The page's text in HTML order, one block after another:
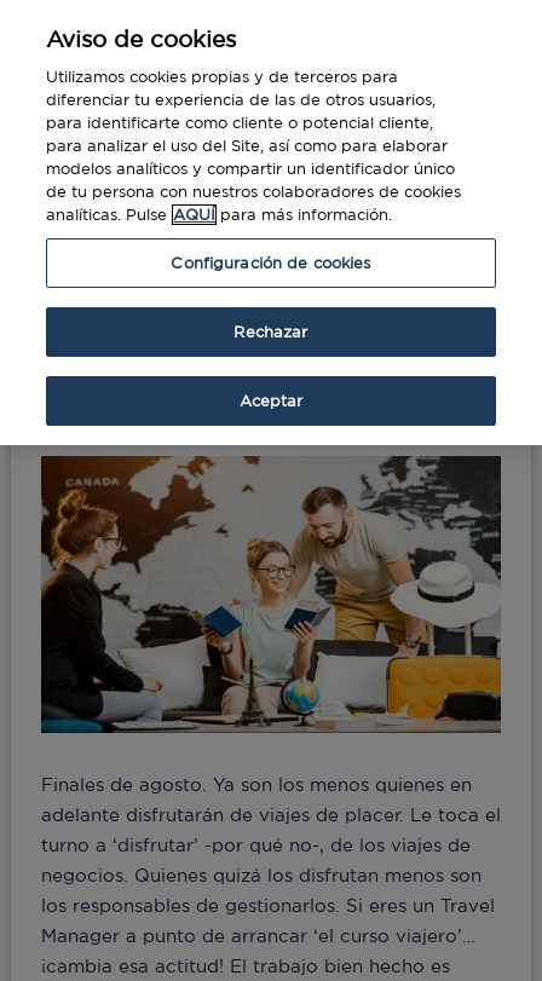
Portada»Cómo ser un mejor Travel Manager
Cómo ser un mejor Travel
Manager
Finales de agosto. Ya son los menos quienes en
adelante disfrutarán de viajes de placer. Le toca el
turno a ‘disfrutar’ -por qué no-, de los viajes de
negocios. Quienes quizá los disfrutan menos son
los responsables de gestionarlos. Si eres un Travel
Manager a punto de arrancar ‘el curso viajero’…
¡cambia esa actitud! El trabajo bien hecho es
Aviso de cookies
Utilizamos cookies propias y de terceros para
diferenciar tu experiencia de las de otros usuarios,
para identificarte como cliente o potencial cliente,
para analizar el uso del Site, así como para elaborar
modelos analíticos y compartir un identificador único
de tu persona con nuestros colaboradores de cookies
analíticas. Pulse AQUÍ para más información.
Configuración de cookies
Rechazar
Aceptar